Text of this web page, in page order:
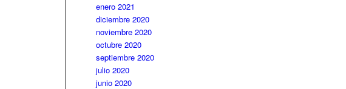
enero 2021
diciembre 2020
noviembre 2020
octubre 2020
septiembre 2020
julio 2020
junio 2020